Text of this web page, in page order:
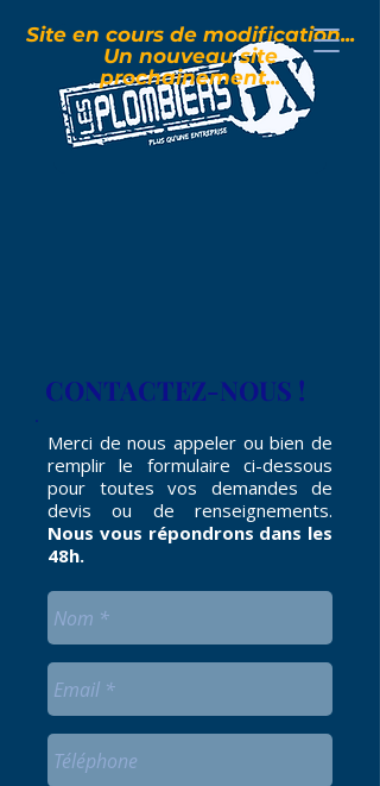
Site en cours de modification...
Un nouveau site
prochainement...
CONTACTEZ-NOUS !
Merci de nous appeler ou bien de
remplir le formulaire ci-dessous
pour toutes vos demandes de
devis ou de renseignements.
Nous vous répondrons dans les
48h.